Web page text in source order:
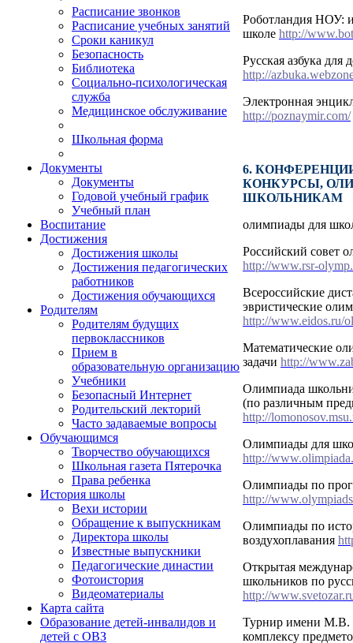
Расписание звонков
Расписание учебных занятий
Сроки каникул
Безопасность
Библиотека
Социально-психологическая
служба
Медицинское обслуживание
Школьная форма
Документы
Документы
Годовой учебный график
Учебный план
Воспитание
Достижения
Достижения школы
Достижения педагогических
работников
Достижения обучающихся
Родителям
Родителям будущих
первоклассников
Прием в
образовательную организацию
Учебники
Безопасный Интернет
Родительский лекторий
Часто задаваемые вопросы
Обучающимся
Творчество обучающихся
Школьная газета Пятерочка
Права ребенка
История школы
Вехи истории
Обращение к выпускникам
Директора школы
Известные выпускники
Педагогические династии
Фотоистория
Видеоматериалы
Карта сайта
Образование детей-инвалидов и
детей с ОВЗ
Роботландия НОУ:
школе http://
Русская азбука
http://
Электронная
http://poznaymir.com/
6.
КОНКУРСЫ,
ШКОЛЬНИКАМ
олимпиады для
Российский совет
http://www.rsr-
Всероссийские
эвристические
http://www.eidos.ru/
Математические
задачи http://
Олимпиада
(по различным
http://
Олимпиады для
http://
Олимпиады по
http://
Олимпиады по
воздухоплавания
Открытая
школьников по
http://
Турнир имени М.В.
комплексу